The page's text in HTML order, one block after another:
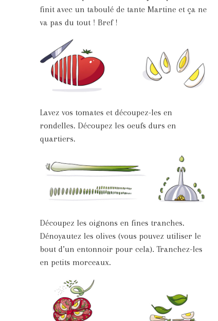
finit avec un taboulé de tante Martine et ça ne
va pas du tout ! Bref !
Lavez vos tomates et découpez-les en
rondelles. Découpez les oeufs durs en
quartiers.
Découpez les oignons en fines tranches.
Dénoyautez les olives (vous pouvez utiliser le
bout d’un entonnoir pour cela). Tranchez-les
en petits morceaux.